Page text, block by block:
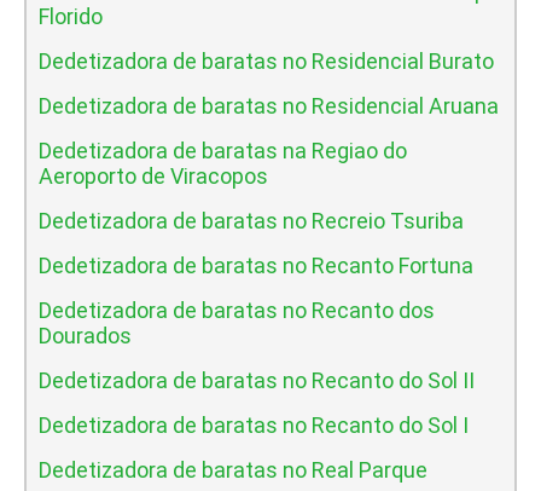
Florido
Dedetizadora de baratas no Residencial Burato
Dedetizadora de baratas no Residencial Aruana
Dedetizadora de baratas na Regiao do
Aeroporto de Viracopos
Dedetizadora de baratas no Recreio Tsuriba
Dedetizadora de baratas no Recanto Fortuna
Dedetizadora de baratas no Recanto dos
Dourados
Dedetizadora de baratas no Recanto do Sol II
Dedetizadora de baratas no Recanto do Sol I
Dedetizadora de baratas no Real Parque